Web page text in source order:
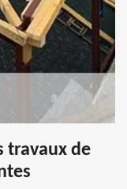
travaux de